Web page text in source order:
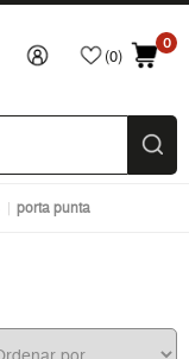
(0)
0
porta punta